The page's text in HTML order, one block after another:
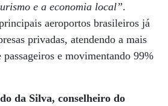
e a economia local”.
aeroportos brasileiros já
privadas, atendendo a mais
e movimentando 99%
da Silva, conselheiro do